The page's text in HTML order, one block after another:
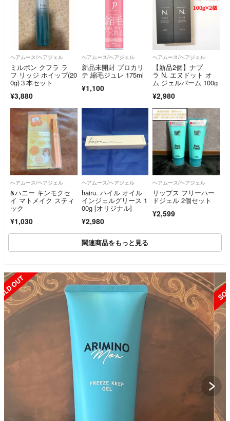
ヘアムース/ヘアジェル
ミルボン クフラ ラ
フ リッジ ホイップ(20
0g)３本セット
¥3,880
ヘアムース/ヘアジェル
新品未開封 プロカリ
テ 縮毛ジュレ 175ml
¥1,100
ヘアムース/ヘアジェル
【新品2個】ナプ
ラ N. エヌドット オ
ム ジェルバーム 100g
¥2,980
ヘアムース/ヘアジェル
&ハニー キンモクセ
イ マトメイク スティ
ック
¥1,030
ヘアムース/ヘアジェル
hairu. ハイル オイル
インジェルグリース 1
00g [オリジナル]
¥2,980
ヘアムース/ヘアジェル
リップス フリーハー
ドジェル 2個セット
¥2,599
関連商品をもっと見る
SOLD OUT